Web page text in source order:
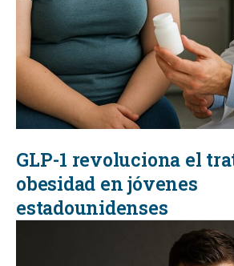
GLP-1 revoluciona el
obesidad en jóvenes
estadounidenses